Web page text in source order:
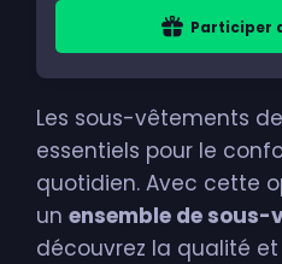
Participer
Les sous-vêtements
essentiels pour le
quotidien. Avec cette
un ensemble de
découvrez la qualité